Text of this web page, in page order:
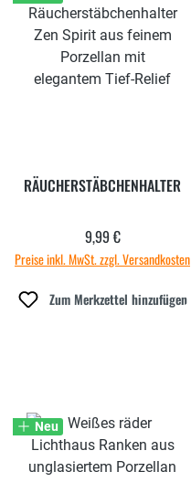
RÄUCHERSTÄBCHENHALTER
Regulärer Preis:
9,99 €
Preise inkl. MwSt. zzgl. Versandkosten
Zum Merkzettel hinzufügen
Neu